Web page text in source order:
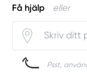
Få hjälp eller
Psst,